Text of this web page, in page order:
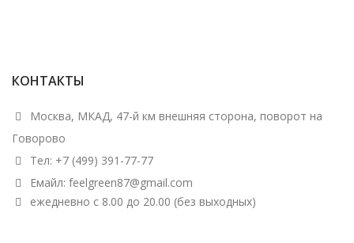
КОНТАКТЫ
Москва, МКАД, 47-й км внешняя сторона, поворот на
Говорово
Тел: +7 (499) 391-77-77
Емайл: feelgreen87@gmail.com
ежедневно с 8.00 до 20.00 (без выходных)